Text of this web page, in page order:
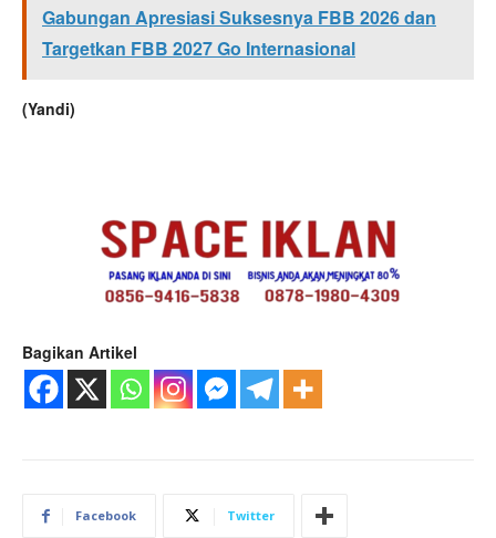
Gabungan Apresiasi Suksesnya FBB 2026 dan
Targetkan FBB 2027 Go Internasional
(Yandi)
Bagikan Artikel
Facebook Twitter